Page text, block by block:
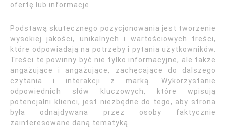
ofertę lub informacje.
Podstawą skutecznego pozycjonowania jest tworzenie
wysokiej jakości, unikalnych i wartościowych treści,
które odpowiadają na potrzeby i pytania użytkowników.
Treści te powinny być nie tylko informacyjne, ale także
angażujące i angażujące, zachęcające do dalszego
czytania i interakcji z marką. Wykorzystanie
odpowiednich słów kluczowych, które wpisują
potencjalni klienci, jest niezbędne do tego, aby strona
była odnajdywana przez osoby faktycznie
zainteresowane daną tematyką.